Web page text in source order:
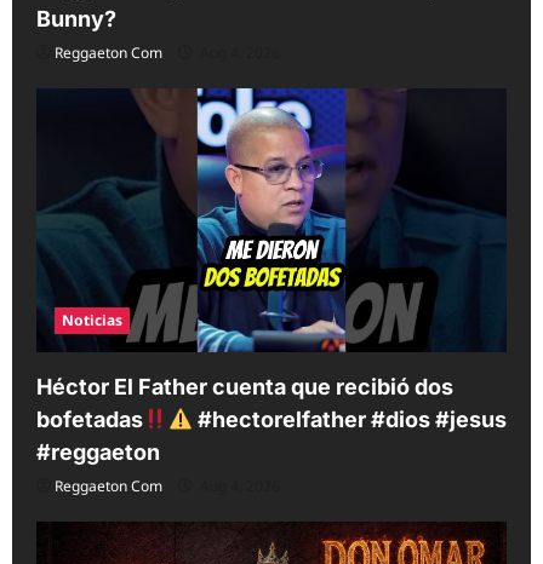
Bunny?
Reggaeton Com
Noticias
Héctor El Father cuenta que recibió dos
bofetadas
#hectorelfather #dios #jesus
#reggaeton
Reggaeton Com